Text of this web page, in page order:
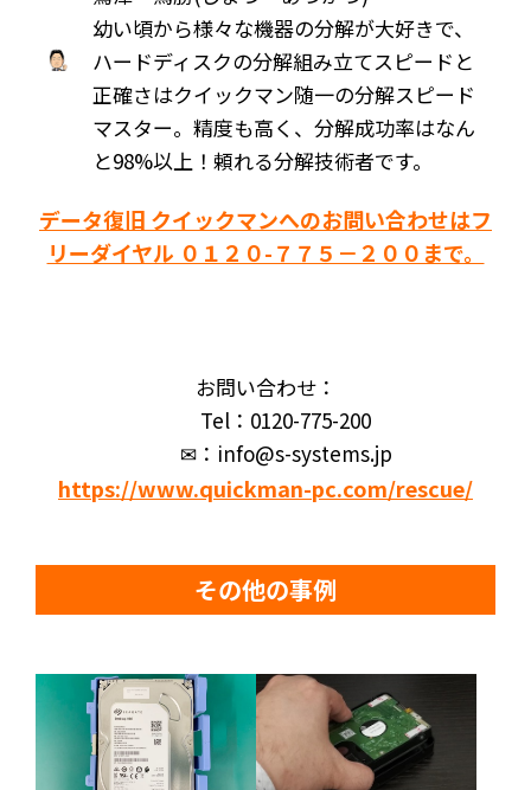
幼い頃から様々な機器の分解が大好きで、
ハードディスクの分解組み立てスピードと
正確さはクイックマン随一の分解スピード
マスター。精度も高く、分解成功率はなん
と98%以上！頼れる分解技術者です。
データ復旧 クイックマンへのお問い合わせはフ
リーダイヤル ０１２０-７７５－２００まで。
お問い合わせ：
Tel：0120-775-200
✉：info@s-systems.jp
https://www.quickman-pc.com/rescue/
その他の事例